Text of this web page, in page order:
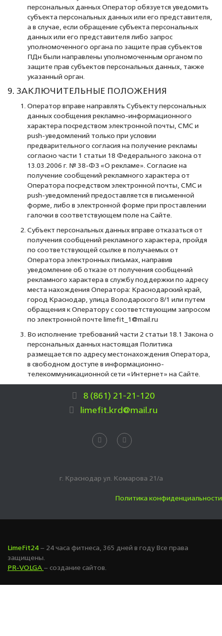
персональных данных Оператор обязуется уведомить
субъекта персональных данных или его представителя,
а в случае, если обращение субъекта персональных
данных или его представителя либо запрос
уполномоченного органа по защите прав субъектов
ПДн были направлены уполномоченным органом по
защите прав субъектов персональных данных, также
указанный орган.
9. ЗАКЛЮЧИТЕЛЬНЫЕ ПОЛОЖЕНИЯ
Оператор вправе направлять Субъекту персональных
данных сообщения рекламно-информационного
характера посредством электронной почты, СМС и
push-уведомлений только при условии
предварительного согласия на получение рекламы
согласно части 1 статьи 18 Федерального закона от
13.03.2006 г. № 38-ФЗ «О рекламе». Согласие на
получение сообщений рекламного характера от
Оператора посредством электронной почты, СМС и
push-уведомлений предоставляется в письменной
форме, либо в электронной форме при проставлении
галочки в соответствующем поле на Сайте.
Субъект персональных данных вправе отказаться от
получения сообщений рекламного характера, пройдя
по соответствующей ссылке в получаемых от
Оператора электронных письмах, направив
уведомление об отказе от получения сообщений
рекламного характера в службу поддержки по адресу
места нахождения Оператора: Краснодарский край,
город Краснодар, улица Володарского 8/1 или путем
обращения к Оператору с соответствующим запросом
по электронной почте limefit_1@mail.ru
Во исполнение требований части 2 статьи 18.1 Закона о
персональных данных настоящая Политика
размещается по адресу местонахождения Оператора,
в свободном доступе в информационно-
телекоммуникационной сети «Интернет» на Сайте.
8 (861) 21-21-120
limefit.krd@mail.ru
г. Краснодар ул. Комарова 21/а
Политика конфиденциальности
LimeFit24 – 24 часа фитнеса, 365 дней в году Все права
защищены.
PR-VOLGA – создание сайтов.